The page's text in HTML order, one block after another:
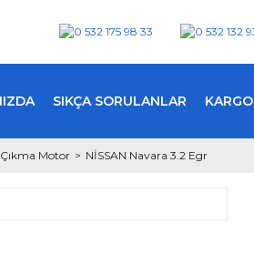
SIKÇA SORULANLAR
Motor NİSSAN Navara 3.2 Egr